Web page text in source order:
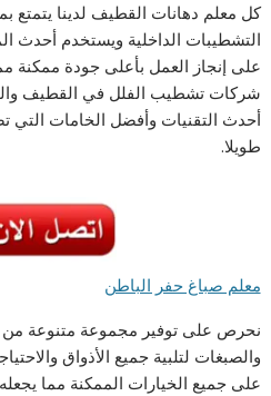
كل معلم دهانات القطيف لدينا يتمتع
التشطيبات الداخلية ويستخدم أحدث
على إنجاز العمل بأعلى جودة ممكنة
شركات تشطيب الفلل في القطيف
أحدث التقنيات وأفضل الخامات التي
طويلا.
معلم صباغ حفر الباطن
نحرص على توفير مجموعة متنوعة من
والصبغات لتلبية جميع الأذواق
على جميع الخيارات الممكنة مما